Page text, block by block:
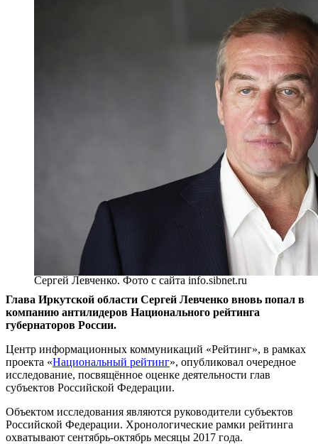
Сергей Левченко. Фото с сайта info.sibnet.ru
Глава Иркутской области Сергей Левченко вновь попал в
компанию антилидеров Национального рейтинга
губернаторов России.
Центр информационных коммуникаций «Рейтинг», в рамках
проекта «Национальный рейтинг», опубликовал очередное
исследование, посвящённое оценке деятельности глав
субъектов Российской Федерации.
Объектом исследования являются руководители субъектов
Российской Федерации. Хронологические рамки рейтинга
охватывают сентябрь-октябрь месяцы 2017 года.